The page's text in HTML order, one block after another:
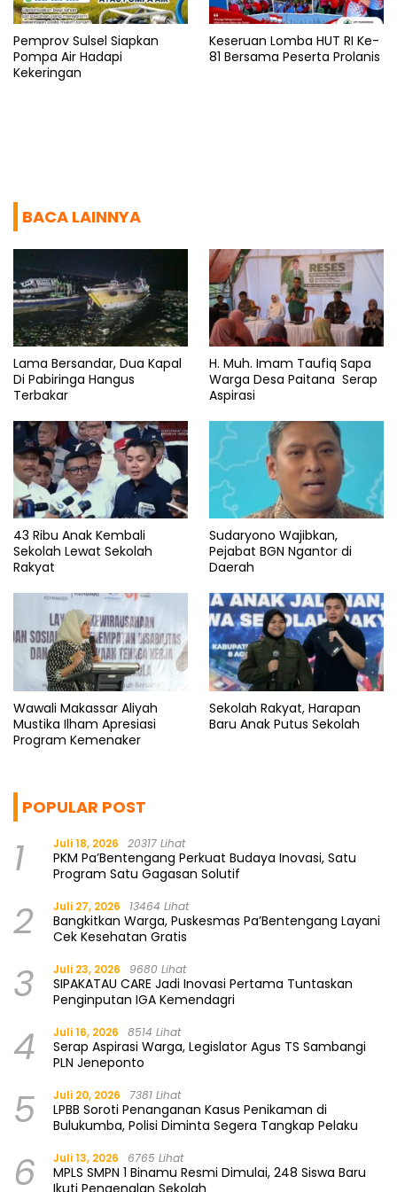
Pemprov Sulsel Siapkan
Pompa Air Hadapi
Kekeringan
Keseruan Lomba HUT RI Ke-
81 Bersama Peserta Prolanis
BACA LAINNYA
Lama Bersandar, Dua Kapal
Di Pabiringa Hangus
Terbakar
H. Muh. Imam Taufiq Sapa
Warga Desa Paitana Serap
Aspirasi
43 Ribu Anak Kembali
Sekolah Lewat Sekolah
Rakyat
Sudaryono Wajibkan,
Pejabat BGN Ngantor di
Daerah
Wawali Makassar Aliyah
Mustika Ilham Apresiasi
Program Kemenaker
Sekolah Rakyat, Harapan
Baru Anak Putus Sekolah
POPULAR POST
1 Juli 18, 2026 20317 Lihat
PKM Pa’Bentengang Perkuat Budaya Inovasi, Satu
Program Satu Gagasan Solutif
2 Juli 27, 2026 13464 Lihat
Bangkitkan Warga, Puskesmas Pa’Bentengang Layani
Cek Kesehatan Gratis
3 Juli 23, 2026 9680 Lihat
SIPAKATAU CARE Jadi Inovasi Pertama Tuntaskan
Penginputan IGA Kemendagri
4 Juli 16, 2026 8514 Lihat
Serap Aspirasi Warga, Legislator Agus TS Sambangi
PLN Jeneponto
5 Juli 20, 2026 7381 Lihat
LPBB Soroti Penanganan Kasus Penikaman di
Bulukumba, Polisi Diminta Segera Tangkap Pelaku
6 Juli 13, 2026 6765 Lihat
MPLS SMPN 1 Binamu Resmi Dimulai, 248 Siswa Baru
Ikuti Pengenalan Sekolah